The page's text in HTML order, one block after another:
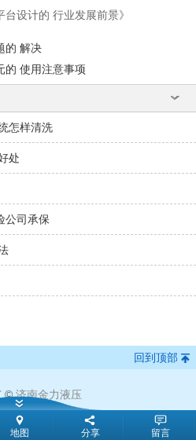
设计的 行业发展前景》
的 解决
的 使用注意事项
怎样清洗
处
公司承保
回到顶部
©济南金力液压
地图 分享 留言